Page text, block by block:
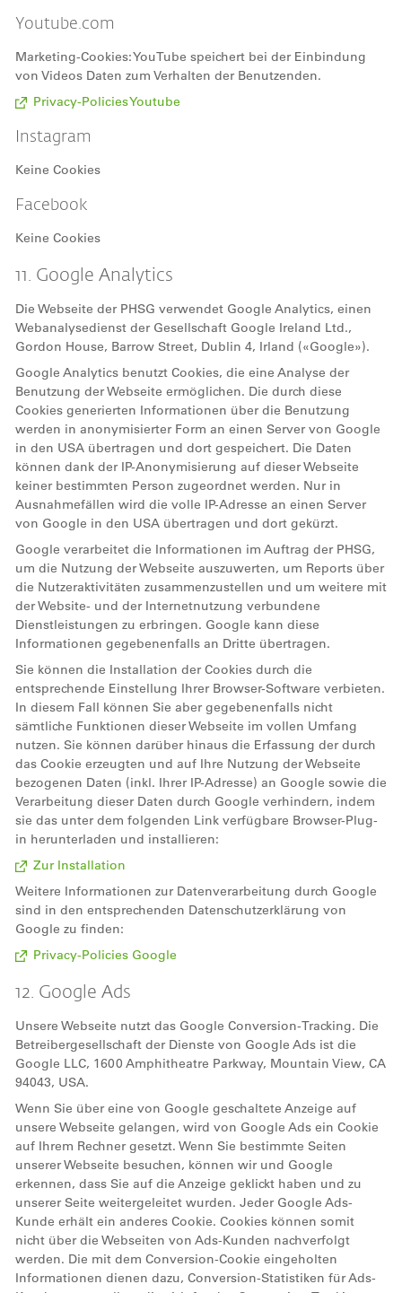
Youtube.com
Marketing-Cookies: YouTube speichert bei der Einbindung
von Videos Daten zum Verhalten der Benutzenden.
Privacy-Policies Youtube
Instagram
Keine Cookies
Facebook
Keine Cookies
11. Google Analytics
Die Webseite der PHSG verwendet Google Analytics, einen
Webanalysedienst der Gesellschaft Google Ireland Ltd.,
Gordon House, Barrow Street, Dublin 4, Irland («Google»).
Google Analytics benutzt Cookies, die eine Analyse der
Benutzung der Webseite ermöglichen. Die durch diese
Cookies generierten Informationen über die Benutzung
werden in anonymisierter Form an einen Server von Google
in den USA übertragen und dort gespeichert. Die Daten
können dank der IP-Anonymisierung auf dieser Webseite
keiner bestimmten Person zugeordnet werden. Nur in
Ausnahmefällen wird die volle IP-Adresse an einen Server
von Google in den USA übertragen und dort gekürzt.
Google verarbeitet die Informationen im Auftrag der PHSG,
um die Nutzung der Webseite auszuwerten, um Reports über
die Nutzeraktivitäten zusammenzustellen und um weitere mit
der Website- und der Internetnutzung verbundene
Dienstleistungen zu erbringen. Google kann diese
Informationen gegebenenfalls an Dritte übertragen.
Sie können die Installation der Cookies durch die
entsprechende Einstellung Ihrer Browser-Software verbieten.
In diesem Fall können Sie aber gegebenenfalls nicht
sämtliche Funktionen dieser Webseite im vollen Umfang
nutzen. Sie können darüber hinaus die Erfassung der durch
das Cookie erzeugten und auf Ihre Nutzung der Webseite
bezogenen Daten (inkl. Ihrer IP-Adresse) an Google sowie die
Verarbeitung dieser Daten durch Google verhindern, indem
sie das unter dem folgenden Link verfügbare Browser-Plug-
in herunterladen und installieren:
Zur Installation
Weitere Informationen zur Datenverarbeitung durch Google
sind in den entsprechenden Datenschutzerklärung von
Google zu finden:
Privacy-Policies Google
12. Google Ads
Unsere Webseite nutzt das Google Conversion-Tracking. Die
Betreibergesellschaft der Dienste von Google Ads ist die
Google LLC, 1600 Amphitheatre Parkway, Mountain View, CA
94043, USA.
Wenn Sie über eine von Google geschaltete Anzeige auf
unsere Webseite gelangen, wird von Google Ads ein Cookie
auf Ihrem Rechner gesetzt. Wenn Sie bestimmte Seiten
unserer Webseite besuchen, können wir und Google
erkennen, dass Sie auf die Anzeige geklickt haben und zu
unserer Seite weitergeleitet wurden. Jeder Google Ads-
Kunde erhält ein anderes Cookie. Cookies können somit
nicht über die Webseiten von Ads-Kunden nachverfolgt
werden. Die mit dem Conversion-Cookie eingeholten
Informationen dienen dazu, Conversion-Statistiken für Ads-